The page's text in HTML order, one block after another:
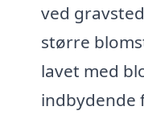
ved
større
lavet med
indbydende